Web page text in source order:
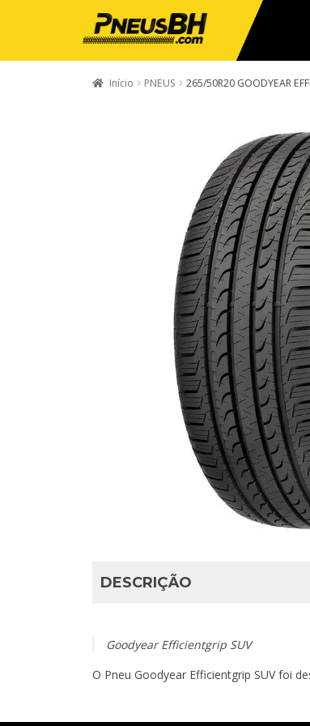
Início PNEUS 265/50R20 GOODYEAR
DESCRIÇÃO
Goodyear Efficientgrip SUV
O Pneu Goodyear Efficientgrip SUV foi